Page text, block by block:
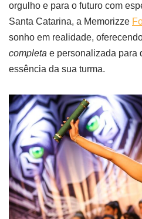
orgulho e para o futuro com
Santa Catarina, a Memorizze
sonho em realidade,
completa e personalizada para
essência da sua turma.